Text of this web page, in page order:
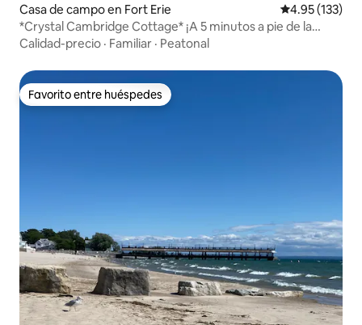
Casa de campo en Fort Erie Calificación
4.95 (133)
*Crystal Cambridge Cottage* ¡A 5 minutos a pie de la
playa!
Calidad-precio · Familiar · Peatonal
Favorito entre huéspedes
Favorito entre huéspedes